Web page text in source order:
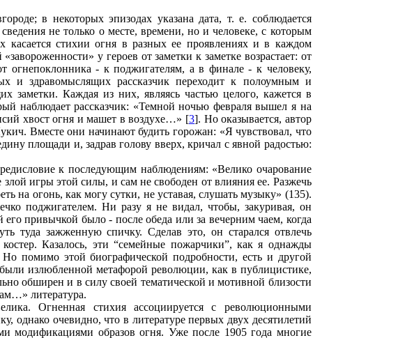
в некоторых эпизодах указана дата, т. е. соблюдается
не только о месте, времени, но и человеке, с которым
стихии огня в разных ее проявлениях и в каждом
у героев от заметки к заметке возрастает: от
огнепоклонника - к поджигателям, а в финале - к человеку,
и здравомыслящих рассказчик переходит к полоумным и
заметки. Каждая из них, являясь частью целого, кажется в
наблюдает рассказчик: «Темной ночью февраля вышел я на
хвост огня и машет в воздухе…» [3]. Но оказывается, автор
Вместе они начинают будить горожан: «Я чувствовал, что
площади и, задрав голову вверх, кричал с явной радостью:
к последующим наблюдениям: «Велико очарование
игры этой силы, и сам не свободен от влияния ее. Разжечь
на огонь, как могу сутки, не уставая, слушать музыку» (135).
поджигателем. Ни разу я не видал, чтобы, закуривая, он
привычкой было - после обеда или за вечерним чаем, когда
туда зажженную спичку. Сделав это, он старался отвлечь
Казалось, эти “семейные пожарчики”, как я однажды
помимо этой биографической подробности, есть и другой
излюбленной метафорой революции, как в публицистике,
обширен и в силу своей тематической и мотивной близости
литература.
Огненная стихия ассоциируется с революционными
однако очевидно, что в литературе первых двух десятилетий
модификациями образов огня. Уже после 1905 года многие